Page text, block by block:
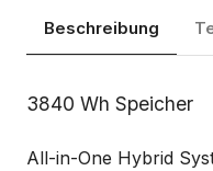
Beschreibung
Beschreibung
3840 Wh Speicher
All-in-One Hybrid